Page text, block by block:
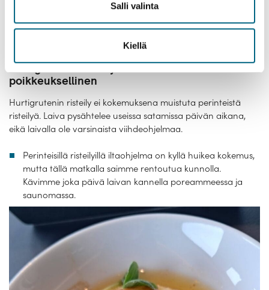
Salli valinta
Kiellä
Matkan varrella voi ihastella useita norjalaiskyliä ja -
poikkeuksellinen
Hurtigrutenin risteily ei kokemuksena muistuta perinteistä
risteilyä. Laiva pysähtelee useissa satamissa päivän aikana,
eikä laivalla ole varsinaista viihdeohjelmaa.
Perinteisillä risteilyillä iltaohjelma on kyllä huikea kokemus,
mutta tällä matkalla saimme rentoutua kunnolla.
Kävimme joka päivä laivan kannella poreammeessa ja
saunomassa.